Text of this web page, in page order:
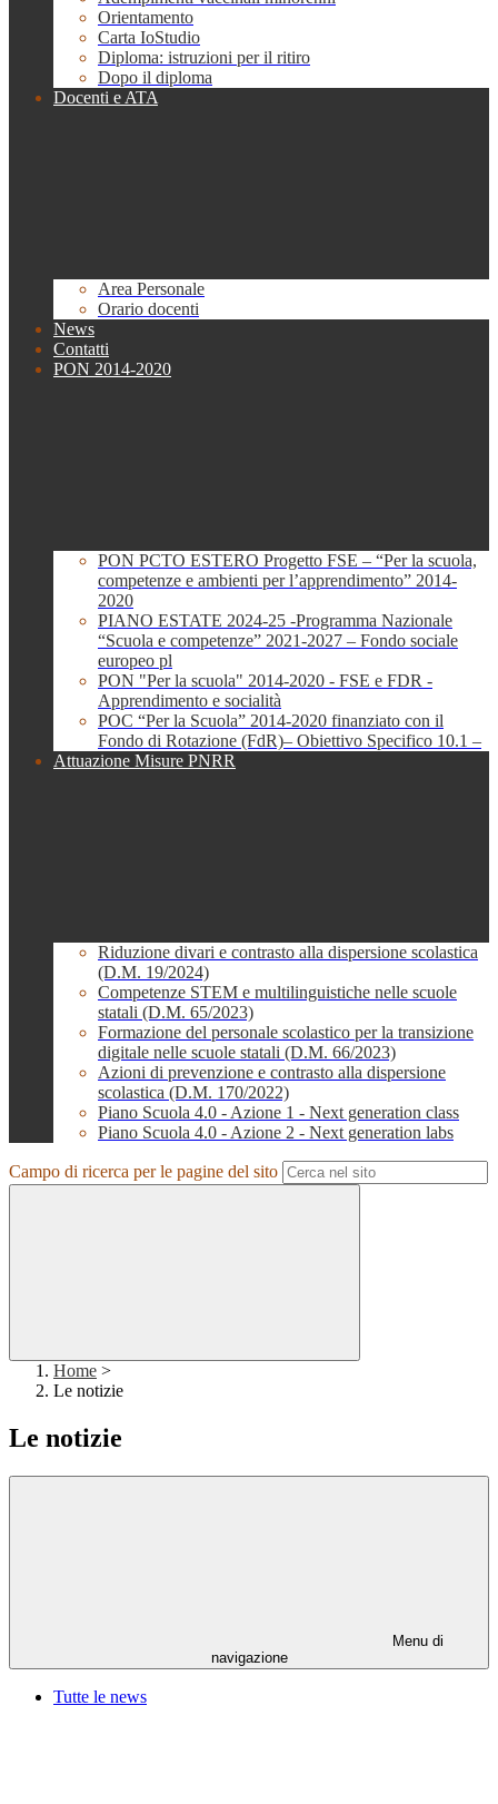
Orientamento
Carta IoStudio
Diploma: istruzioni per il ritiro
Dopo il diploma
Docenti e ATA
Area Personale
Orario docenti
News
Contatti
PON 2014-2020
PON PCTO ESTERO Progetto FSE – “Per la scuola,
competenze e ambienti per l’apprendimento” 2014-
2020
PIANO ESTATE 2024-25 -Programma Nazionale
“Scuola e competenze” 2021-2027 – Fondo sociale
europeo pl
PON "Per la scuola" 2014-2020 - FSE e FDR -
Apprendimento e socialità
POC “Per la Scuola” 2014-2020 finanziato con il
Fondo di Rotazione (FdR)– Obiettivo Specifico 10.1 –
Attuazione Misure PNRR
Riduzione divari e contrasto alla dispersione scolastica
(D.M. 19/2024)
Competenze STEM e multilinguistiche nelle scuole
statali (D.M. 65/2023)
Formazione del personale scolastico per la transizione
digitale nelle scuole statali (D.M. 66/2023)
Azioni di prevenzione e contrasto alla dispersione
scolastica (D.M. 170/2022)
Piano Scuola 4.0 - Azione 1 - Next generation class
Piano Scuola 4.0 - Azione 2 - Next generation labs
Campo di ricerca per le pagine del sito
Home >
Le notizie
Le notizie
Menu di
navigazione
Tutte le news